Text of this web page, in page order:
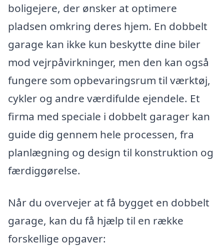
boligejere, der ønsker at optimere
pladsen omkring deres hjem. En dobbelt
garage kan ikke kun beskytte dine biler
mod vejrpåvirkninger, men den kan også
fungere som opbevaringsrum til værktøj,
cykler og andre værdifulde ejendele. Et
firma med speciale i dobbelt garager kan
guide dig gennem hele processen, fra
planlægning og design til konstruktion og
færdiggørelse.
Når du overvejer at få bygget en dobbelt
garage, kan du få hjælp til en række
forskellige opgaver: